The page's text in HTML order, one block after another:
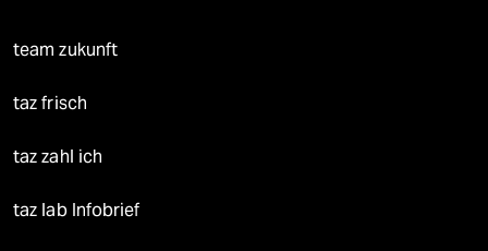
team zukunft
taz frisch
taz zahl ich
taz lab Infobrief